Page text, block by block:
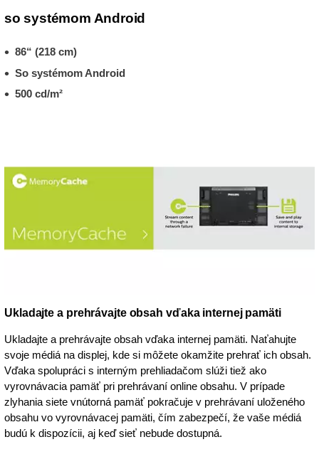
so systémom Android
86“ (218 cm)
So systémom Android
500 cd/m²
Ukladajte a prehrávajte obsah vďaka internej pamäti
Ukladajte a prehrávajte obsah vďaka internej pamäti. Naťahujte
svoje médiá na displej, kde si môžete okamžite prehrať ich obsah.
Vďaka spolupráci s interným prehliadačom slúži tiež ako
vyrovnávacia pamäť pri prehrávaní online obsahu. V prípade
zlyhania siete vnútorná pamäť pokračuje v prehrávaní uloženého
obsahu vo vyrovnávacej pamäti, čím zabezpečí, že vaše médiá
budú k dispozícii, aj keď sieť nebude dostupná.